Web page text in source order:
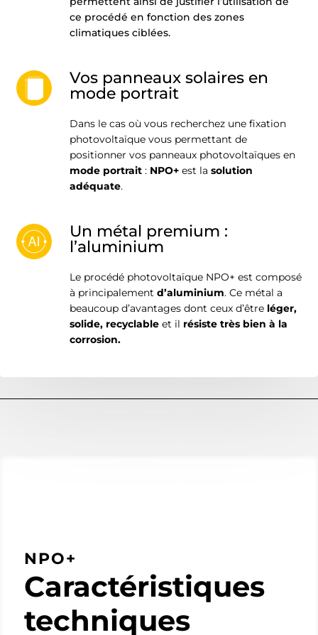
ce procédé en fonction des zones
climatiques ciblées.
Vos panneaux solaires en
mode portrait
Dans le cas où vous recherchez une fixation
photovoltaïque vous permettant de
positionner vos panneaux photovoltaïques en
mode portrait: NPO+est la solution
adéquate.
Un métal premium :
l’aluminium
Le procédé photovoltaïque NPO+ est composé
à principalement d’aluminium. Ce métal a
beaucoup d’avantages dont ceux d’être léger,
solide, recyclableet il résiste très bien à la
corrosion.
NPO+
Caractéristiques
techniques